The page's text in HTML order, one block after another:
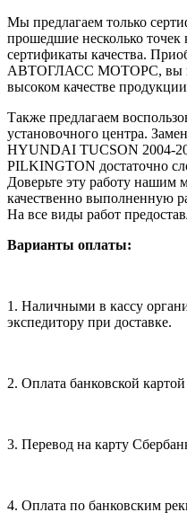
Мы предлагаем только
прошедшие несколько
сертификаты качества.
АВТОГЛАСС МОТОРС, вы
высоком качестве
Также предлагаем
установочного центра.
HYUNDAI TUCSON 2004-
PILKINGTON достаточно
Доверьте эту работу нашим
качественно выполненную
На все виды работ
Варианты оплаты:
1. Наличными в кассу
экспедитору при доставке.
2. Оплата банковской
3. Перевод на карту
4. Оплата по банковским